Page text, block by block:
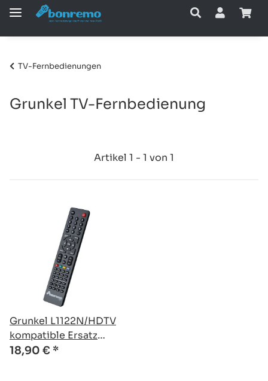
TV-Fernbedienungen
Grunkel TV-Fernbedienung
Artikel 1 - 1 von 1
Grunkel L1122N/HDTV
kompatible Ersatz
Fernbedienung
18,90 € *